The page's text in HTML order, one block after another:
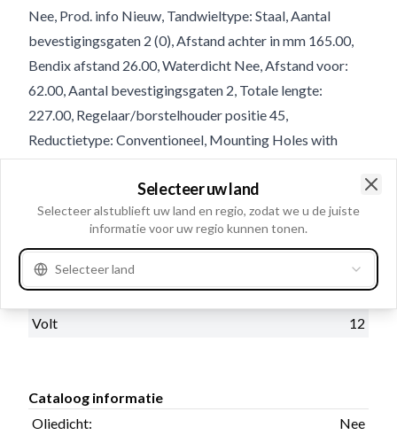
Nee, Prod. info Nieuw, Tandwieltype: Staal, Aantal
bevestigingsgaten 2 (0), Afstand achter in mm 165.00,
Bendix afstand 26.00, Waterdicht Nee, Afstand voor:
62.00, Aantal bevestigingsgaten 2, Totale lengte:
227.00, Regelaar/borstelhouder positie 45,
Reductietype: Conventioneel, Mounting Holes with
Thread 0, No./teeth 12
Product informatie
Electrische informatie
Kw
2.0
Volt
12
Cataloog informatie
Oliedicht:
Nee
Selecteer uw land
Selecteer alstublieft uw land en regio, zodat we u de juiste
informatie voor uw regio kunnen tonen.
Selecteer land